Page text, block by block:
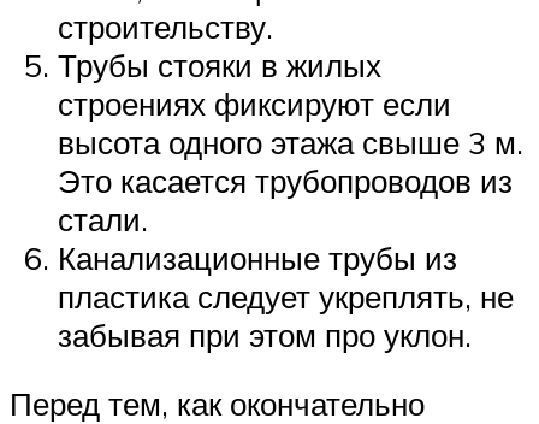
строительству.
Трубы стояки в жилых
строениях фиксируют если
высота одного этажа свыше 3 м.
Это касается трубопроводов из
стали.
Канализационные трубы из
пластика следует укреплять, не
забывая при этом про уклон.
Перед тем, как окончательно